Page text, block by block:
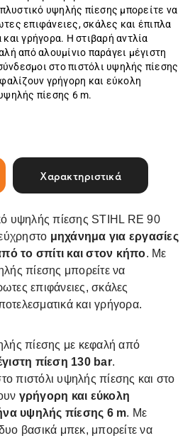
υψηλής πίεσης μπορείτε να
επιφάνειες, σκάλες και έπιπλα
γρήγορα. Η στιβαρή αντλία
από αλουμίνιο παράγει μέγιστη
στο πιστόλι υψηλής πίεσης
γρήγορη και εύκολη
πίεσης 6 m.
Χαρακτηριστικά
υψηλής πίεσης STIHL RE 90
μηχάνημα για εργασίες
το σπίτι και στον κήπο. Με
πίεσης μπορείτε να
επιφάνειες, σκάλες
και γρήγορα.
πίεσης με κεφαλή από
πίεση 130 bar.
πιστόλι υψηλής πίεσης και στο
γρήγορη και εύκολη
υψηλής πίεσης 6 m. Με
βασικά μπεκ, μπορείτε να